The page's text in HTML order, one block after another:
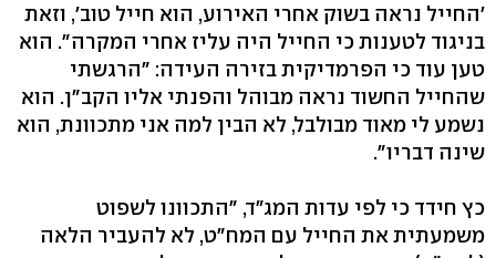
'החייל נראה בשוק אחרי האירוע, הוא חייל טוב', וזאת
בניגוד לטענות כי החייל היה עליז אחרי המקרה". הוא
טען עוד כי הפרמדיקית בזירה העידה: "הרגשתי
שהחייל החשוד נראה מבוהל והפנתי אליו הקב"ן. הוא
נשמע לי מאוד מבולבל, לא הבין למה אני מתכוונת, הוא
שינה דבריו".
כץ חידד כי לפי עדות המג"ד, "התכוונו לשפוט
משמעתית את החייל עם המח"ט, לא להעביר הלאה